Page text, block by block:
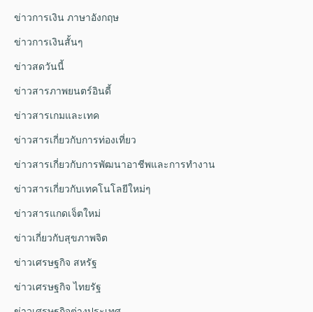
ข่าวการเงิน ภาษาอังกฤษ
ข่าวการเงินสั้นๆ
ข่าวสดวันนี้
ข่าวสารภาพยนตร์อินดี้
ข่าวสารเกมและเทค
ข่าวสารเกี่ยวกับการท่องเที่ยว
ข่าวสารเกี่ยวกับการพัฒนาอาชีพและการทำงาน
ข่าวสารเกี่ยวกับเทคโนโลยีใหม่ๆ
ข่าวสารแกดเจ็ตใหม่
ข่าวเกี่ยวกับสุขภาพจิต
ข่าวเศรษฐกิจ สหรัฐ
ข่าวเศรษฐกิจ ไทยรัฐ